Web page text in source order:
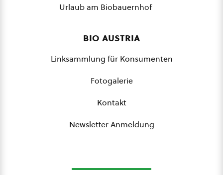
Urlaub am Biobauernhof
bio austria
Linksammlung für Konsumenten
Fotogalerie
Kontakt
Newsletter Anmeldung